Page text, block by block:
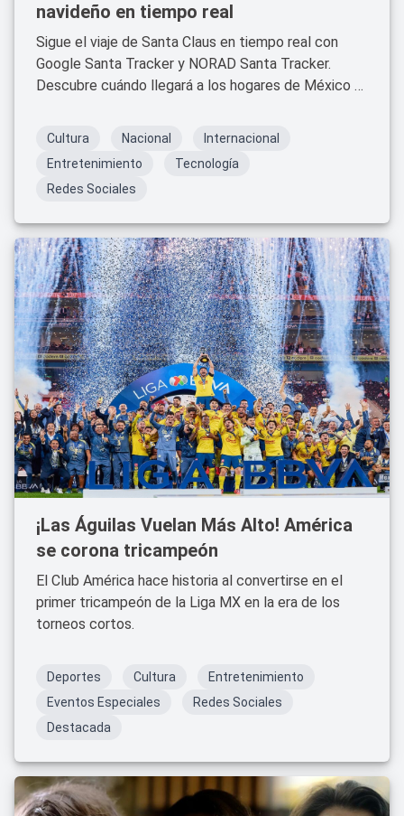
navideño en tiempo real
Sigue el viaje de Santa Claus en tiempo real con
Google Santa Tracker y NORAD Santa Tracker.
Descubre cuándo llegará a los hogares de México y
Cultura Nacional
Internacional
Entretenimiento
Tecnología
Redes Sociales
¡Las Águilas Vuelan Más Alto! América
se corona tricampeón
El Club América hace historia al convertirse en el
primer tricampeón de la Liga MX en la era de los
torneos cortos.
Deportes Cultura
Entretenimiento
Eventos Especiales
Redes Sociales
Destacada